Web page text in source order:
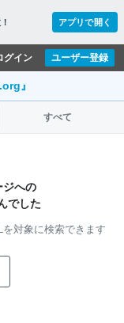
アプリで開く
ユーザー登録
グイン
』
すべて
ジへの
でした
を対象に検索できます